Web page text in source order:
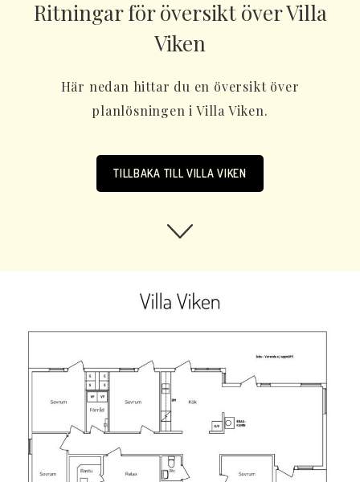
Ritningar för översikt över Villa
Viken
Här nedan hittar du en översikt över
planlösningen i Villa Viken.
TILLBAKA TILL VILLA VIKEN